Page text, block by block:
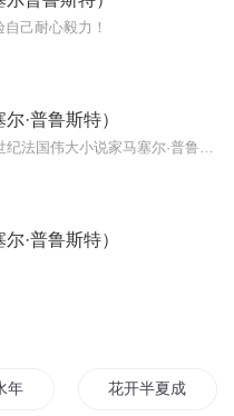
己耐心毅力！
·普鲁斯特）
·普鲁斯特）
华 花开半夏成追忆